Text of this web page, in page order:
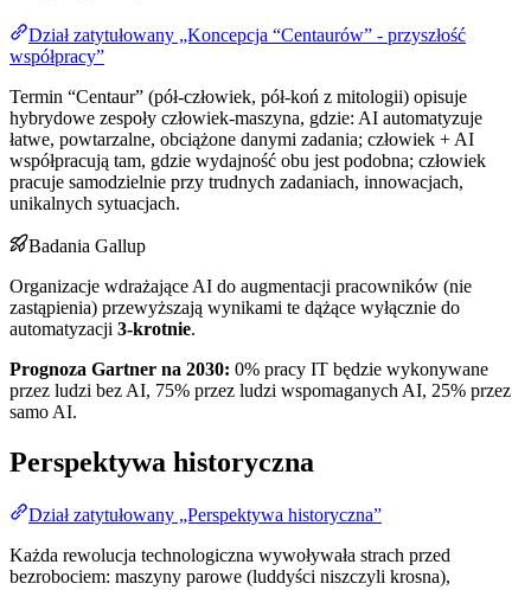
Dział zatytułowany „Koncepcja “Centaurów” - przyszłość
współpracy”
Termin “Centaur” (pół-człowiek, pół-koń z mitologii) opisuje
hybrydowe zespoły człowiek-maszyna, gdzie: AI automatyzuje
łatwe, powtarzalne, obciążone danymi zadania; człowiek + AI
współpracują tam, gdzie wydajność obu jest podobna; człowiek
pracuje samodzielnie przy trudnych zadaniach, innowacjach,
unikalnych sytuacjach.
Badania Gallup
Organizacje wdrażające AI do augmentacji pracowników (nie
zastąpienia) przewyższają wynikami te dążące wyłącznie do
automatyzacji 3-krotnie.
Prognoza Gartner na 2030: 0% pracy IT będzie wykonywane
przez ludzi bez AI, 75% przez ludzi wspomaganych AI, 25% przez
samo AI.
Perspektywa historyczna
Dział zatytułowany „Perspektywa historyczna”
Każda rewolucja technologiczna wywoływała strach przed
bezrobociem: maszyny parowe (luddyści niszczyli krosna),